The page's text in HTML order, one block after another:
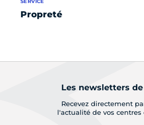
Propreté
Les newsletters
Recevez directement
l'actualité de vos